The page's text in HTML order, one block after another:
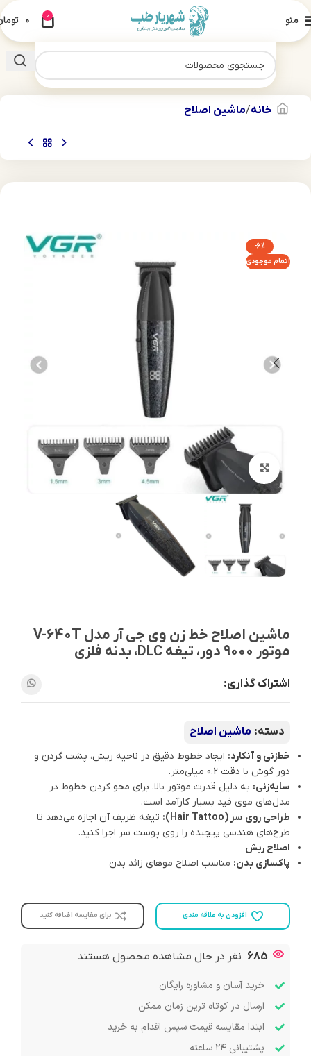
منو 0
0
خانه ماشین اصلاح
-6%
اتمام موجودی
بزرگنمایی تصویر
ماشین اصلاح خط زن وی جی آر مدل V-640T
موتور 9000 دور، تیغه DLC، بدنه فلزی
اشتراک گذاری:
دسته: ماشین اصلاح
خط‌زنی و آنکارد: ایجاد خطوط دقیق در ناحیه ریش، پشت گردن و
دور گوش با دقت 0.2 میلی‌متر.
سایه‌زنی: به دلیل قدرت موتور بالا، برای محو کردن خطوط در
مدل‌های موی فید بسیار کارآمد است.
طراحی روی سر (Hair Tattoo):
تیغه ظریف آن اجازه می‌دهد تا
طرح‌های هندسی پیچیده را روی پوست سر اجرا کنید.
اصلاح ریش
پاکسازی بدن: مناسب اصلاح موهای زائد بدن
افزودن به علاقه مندی برای مقایسه اضافه کنید
685 نفر در حال مشاهده محصول هستند
خرید آسان و مشاوره رایگان
ارسال در کوتاه ترین زمان ممکن
ابتدا مقایسه قیمت سپس اقدام به خرید
پشتیبانی ۲۴ ساعته